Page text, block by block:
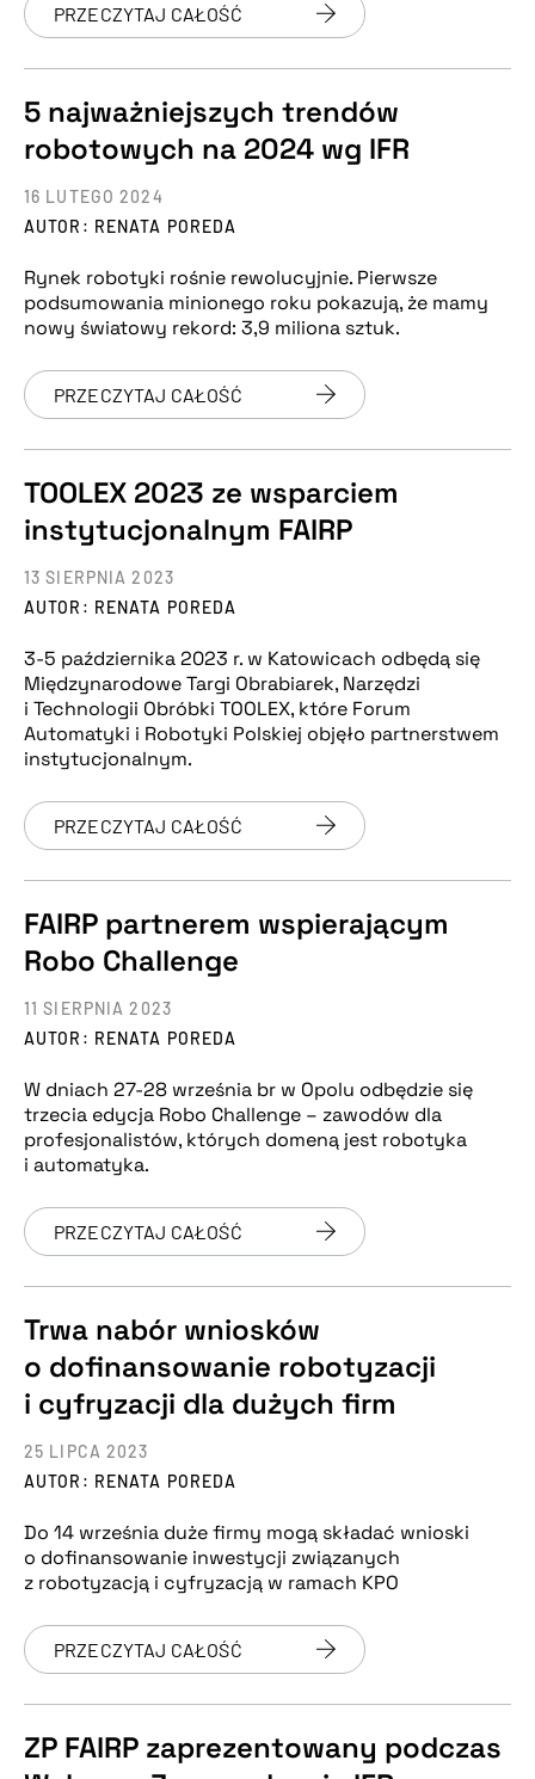
PRZECZYTAJ CAŁOŚĆ
5 najważniejszych trendów
robotowych na 2024 wg IFR
AUTOR: RENATA POREDA
16 LUTEGO 2024
Rynek robotyki rośnie rewolucyjnie. Pierwsze
podsumowania minionego roku pokazują, że mamy
nowy światowy rekord: 3,9 miliona sztuk.
PRZECZYTAJ CAŁOŚĆ
TOOLEX 2023 ze wsparciem
instytucjonalnym FAIRP
AUTOR: RENATA POREDA
13 SIERPNIA 2023
3-5 października 2023 r. w Katowicach odbędą się
Międzynarodowe Targi Obrabiarek, Narzędzi
i Technologii Obróbki TOOLEX, które Forum
Automatyki i Robotyki Polskiej objęło partnerstwem
instytucjonalnym.
PRZECZYTAJ CAŁOŚĆ
FAIRP partnerem wspierającym
Robo Challenge
AUTOR: RENATA POREDA
11 SIERPNIA 2023
W dniach 27-28 września br w Opolu odbędzie się
trzecia edycja Robo Challenge – zawodów dla
profesjonalistów, których domeną jest robotyka
i automatyka.
PRZECZYTAJ CAŁOŚĆ
Trwa nabór wniosków
o dofinansowanie robotyzacji
i cyfryzacji dla dużych firm
AUTOR: RENATA POREDA
25 LIPCA 2023
Do 14 września duże firmy mogą składać wnioski
o dofinansowanie inwestycji związanych
z robotyzacją i cyfryzacją w ramach KPO
PRZECZYTAJ CAŁOŚĆ
ZP FAIRP zaprezentowany podczas